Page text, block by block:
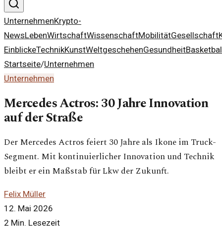
UnternehmenKrypto-
NewsLebenWirtschaftWissenschaftMobilitätGesellschaft
EinblickeTechnikKunstWeltgeschehenGesundheit
Startseite/Unternehmen
Unternehmen
Mercedes Actros: 30 Jahre Innovation
auf der Straße
Der Mercedes Actros feiert 30 Jahre als Ikone im Truck-
Segment. Mit kontinuierlicher Innovation und Technik
bleibt er ein Maßstab für Lkw der Zukunft.
Felix Müller
12. Mai 2026
2 Min. Lesezeit